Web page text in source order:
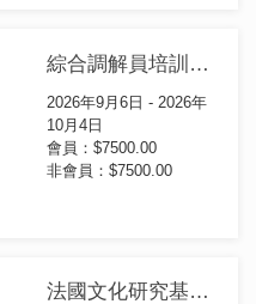
綜合調解員培訓證書(第93屆)
2026年9月6日 - 2026年
10月4日
會員：$7500.00
非會員：$7500.00
法國文化研究基礎證書課程